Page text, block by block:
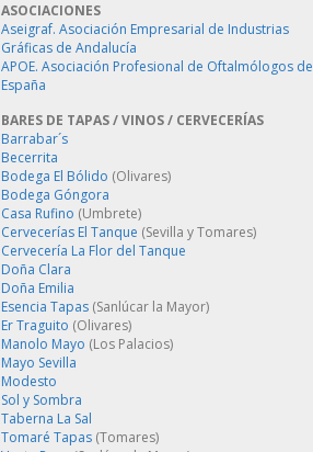
ASOCIACIONES
Aseigraf. Asociación Empresarial de Industrias
Gráficas de Andalucía
APOE. Asociación Profesional de Oftalmólogos de
España
BARES DE TAPAS / VINOS / CERVECERÍAS
Barrabar´s
Becerrita
Bodega El Bólido (Olivares)
Bodega Góngora
Casa Rufino (Umbrete)
Cervecerías El Tanque (Sevilla y Tomares)
Cervecería La Flor del Tanque
Doña Clara
Doña Emilia
Esencia Tapas (Sanlúcar la Mayor)
Er Traguito (Olivares)
Manolo Mayo (Los Palacios)
Mayo Sevilla
Modesto
Sol y Sombra
Taberna La Sal
Tomaré Tapas (Tomares)